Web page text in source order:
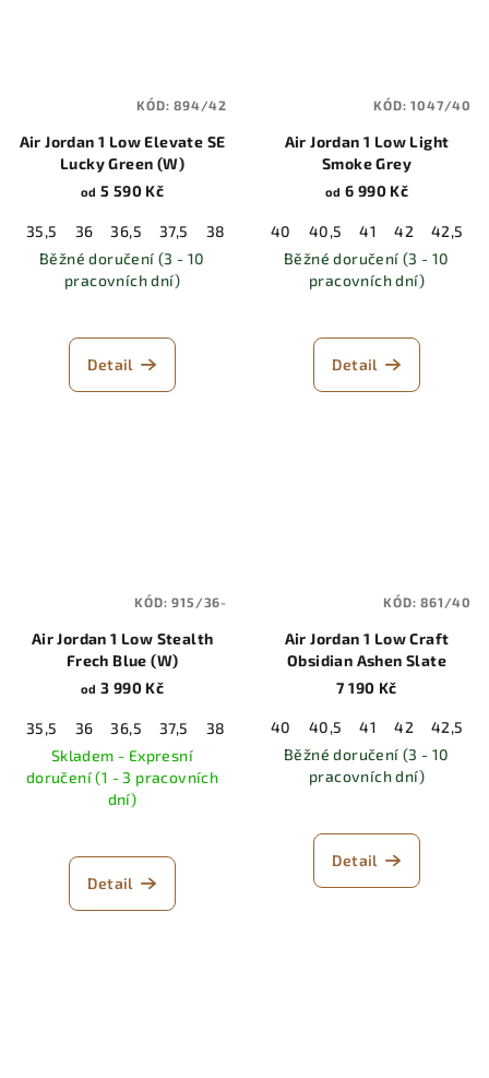
Air Jordan 1 Low Elevate SE
Lucky Green (W)
od 5 590 Kč
35,5 36 36,5 37,5 38 38,5 39 40 40,5 41 42
Běžné doručení (3 - 10
pracovních dní)
Detail
KÓD:894/42
Air Jordan 1 Low Light
Smoke Grey
od 6 990 Kč
40 40,5 41 42 42,5
Běžné doručení (3 - 10
pracovních dní)
Detail
KÓD:1047/40
Air Jordan 1 Low Stealth
Frech Blue (W)
od 3 990 Kč
35,5 36 36,5 37,5 38 38,5 39 40 40,5 41 42
Skladem - Expresní
doručení (1 - 3 pracovních
dní)
Detail
KÓD:915/36-
Air Jordan 1 Low Craft
Obsidian Ashen Slate
7 190 Kč
40 40,5 41 42 42,5
Běžné doručení (3 - 10
pracovních dní)
Detail
KÓD:861/40